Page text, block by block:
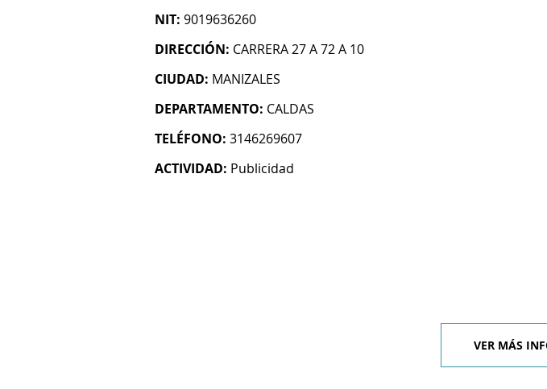
NIT: 9019636260
DIRECCIÓN: CARRERA 27 A 72 A 10
CIUDAD: MANIZALES
DEPARTAMENTO: CALDAS
TELÉFONO: 3146269607
ACTIVIDAD: Publicidad
VER MÁS